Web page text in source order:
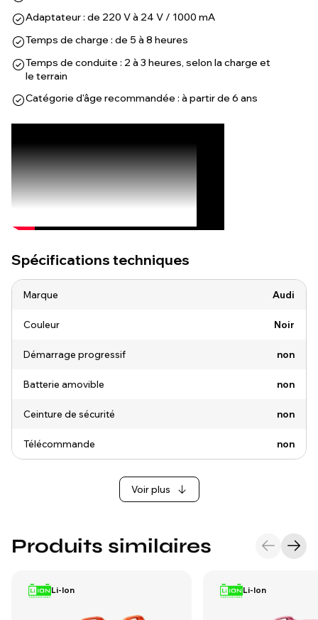
Adaptateur : de 220 V à 24 V / 1000 mA
Temps de charge : de 5 à 8 heures
Temps de conduite : 2 à 3 heures, selon la charge et
le terrain
Catégorie d'âge recommandée : à partir de 6 ans
Spécifications techniques
Marque Audi
Couleur Noir
Démarrage progressif non
Batterie amovible non
Ceinture de sécurité non
Télécommande non
Voir plus
Produits similaires
Li-Ion Li-Ion